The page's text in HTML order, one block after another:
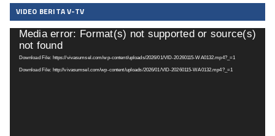
VIDEO BERITA V-TV
Pemutar
Video
Media error: Format(s) not supported or source(s)
not found
Download File: https://vivasumsel.com/wp-content/uploads/2026/01/VID-20260115-WA0132.mp4?_=1
Download File: http://vivasumsel.com/wp-content/uploads/2026/01/VID-20260115-WA0132.mp4?_=1